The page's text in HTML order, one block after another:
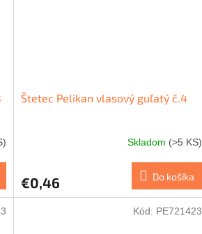
Štetec Pelikan vlasový guľatý č.4
Skladom (>5 KS)
€0,46 Do košíka
Kód: PE721423